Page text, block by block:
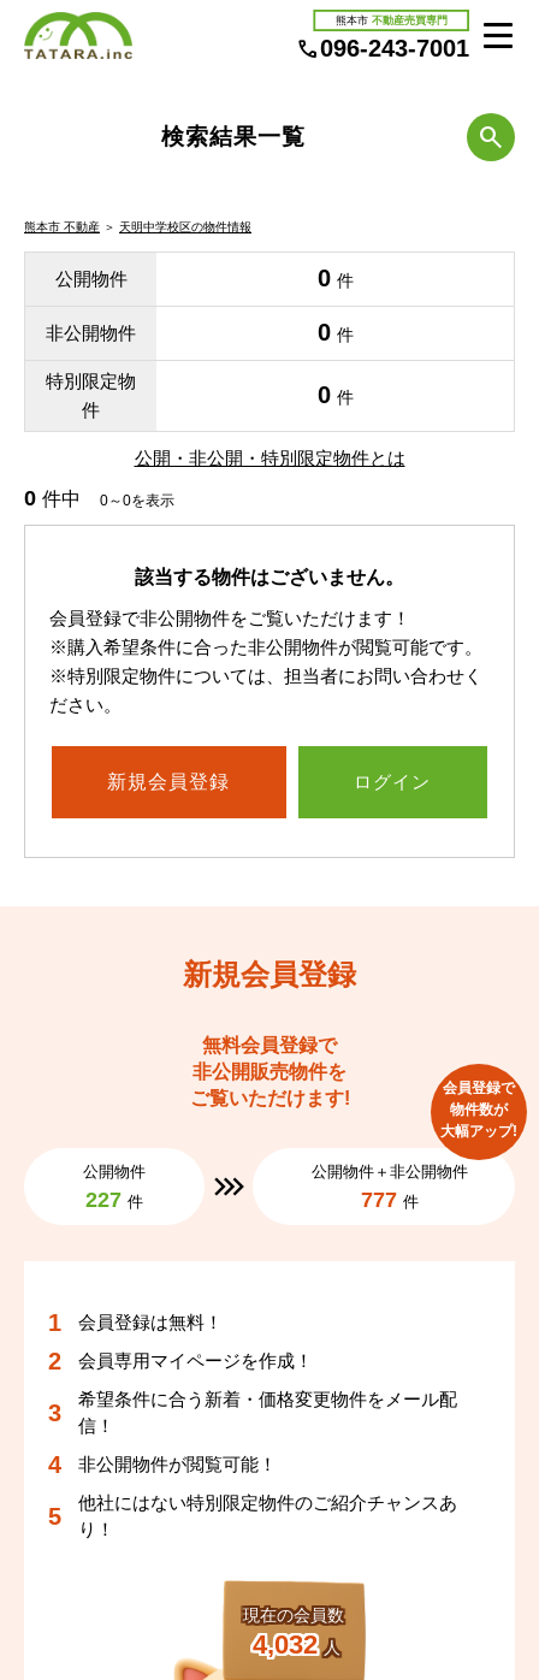
熊本市 不動産売買専門
096-243-7001
検索結果一覧
熊本市 不動産 ＞ 天明中学校区の物件情報
公開物件 0 件
非公開物件 0 件
特別限定物
件
0 件
公開・非公開・特別限定物件とは
0 件中 0～0を表示
該当する物件はございません。
会員登録で非公開物件をご覧いただけます！
※購入希望条件に合った非公開物件が閲覧可能です。
※特別限定物件については、担当者にお問い合わせく
ださい。
新規会員登録 ログイン
新規会員登録
無料会員登録で
非公開販売物件を
ご覧いただけます!
公開物件
227 件
公開物件＋非公開物件
777 件
会員登録で
物件数が
大幅アップ!
現在の会員数
4,032 人
会員登録は無料！
会員専用マイページを作成！
希望条件に合う新着・価格変更物件をメール配
信！
非公開物件が閲覧可能！
他社にはない特別限定物件のご紹介チャンスあ
り！